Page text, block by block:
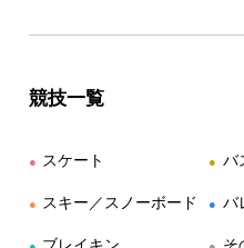
競技一覧
● スケート
● スキー／スノーボード
● バ
● バ